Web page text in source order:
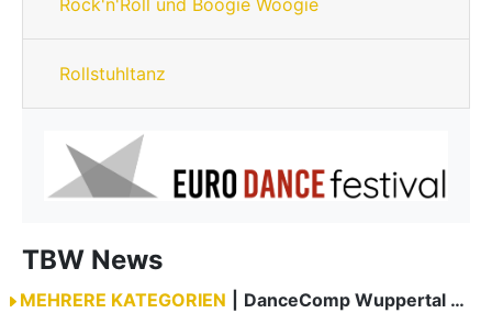
Rock'n'Roll und Boogie Woogie
Rollstuhltanz
TBW News
MEHRERE KATEGORIEN
DanceComp Wuppertal 2026 Tag 3